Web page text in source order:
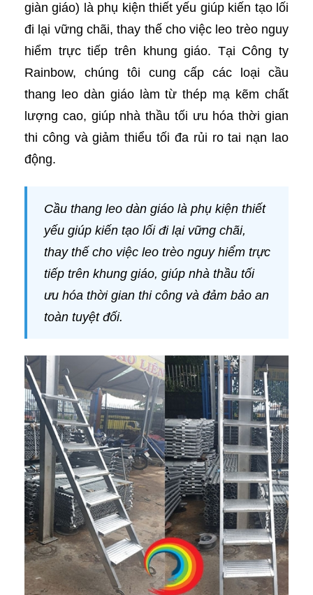
giàn giáo) là phụ kiện thiết yếu giúp kiến tạo lối
đi lại vững chãi, thay thế cho việc leo trèo nguy
hiểm trực tiếp trên khung giáo. Tại Công ty
Rainbow, chúng tôi cung cấp các loại cầu
thang leo dàn giáo làm từ thép mạ kẽm chất
lượng cao, giúp nhà thầu tối ưu hóa thời gian
thi công và giảm thiểu tối đa rủi ro tai nạn lao
động.
Cầu thang leo dàn giáo là phụ kiện thiết
yếu giúp kiến tạo lối đi lại vững chãi,
thay thế cho việc leo trèo nguy hiểm trực
tiếp trên khung giáo, giúp nhà thầu tối
ưu hóa thời gian thi công và đảm bảo an
toàn tuyệt đối.